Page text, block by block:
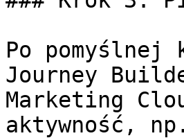
Po
Journey
Marketing
aktywność,